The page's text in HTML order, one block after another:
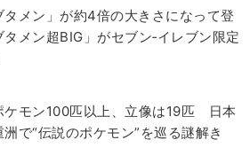
タメン」が約4倍の大きさになって登
メン超BIG」がセブン‐イレブン限定
ケモン100匹以上、立像は19匹 日本
で“伝説のポケモン”を巡る謎解き